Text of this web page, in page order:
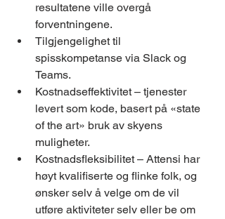
resultatene ville overgå
forventningene.
Tilgjengelighet til
spisskompetanse via Slack og
Teams.
Kostnadseffektivitet – tjenester
levert som kode, basert på «state
of the art» bruk av skyens
muligheter.
Kostnadsfleksibilitet – Attensi har
høyt kvalifiserte og flinke folk, og
ønsker selv å velge om de vil
utføre aktiviteter selv eller be om